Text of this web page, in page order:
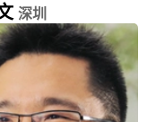
深圳
国
官